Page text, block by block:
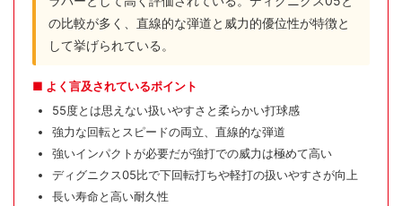
の比較が多く、直線的な弾道と威力的優位性が特徴と
して挙げられている。
■ よく言及されているポイント
55度とは思えない扱いやすさと柔らかい打球感
強力な回転とスピードの両立、直線的な弾道
強いインパクトが必要だが強打での威力は極めて高い
ディグニクス05比で下回転打ちや軽打の扱いやすさが向上
長い寿命と高い耐久性